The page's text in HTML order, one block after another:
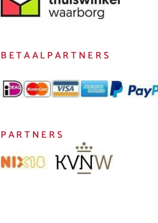
BETAALPARTNERS
PARTNERS